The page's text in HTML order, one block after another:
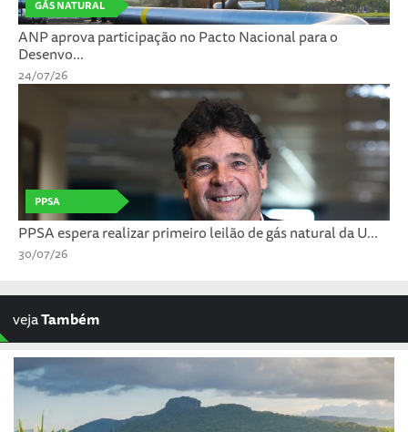
GÁS NATURAL
ANP aprova participação no Pacto Nacional para o
Desenvo...
24/07/26
PPSA
PPSA espera realizar primeiro leilão de gás natural da U...
30/07/26
vejaTambém